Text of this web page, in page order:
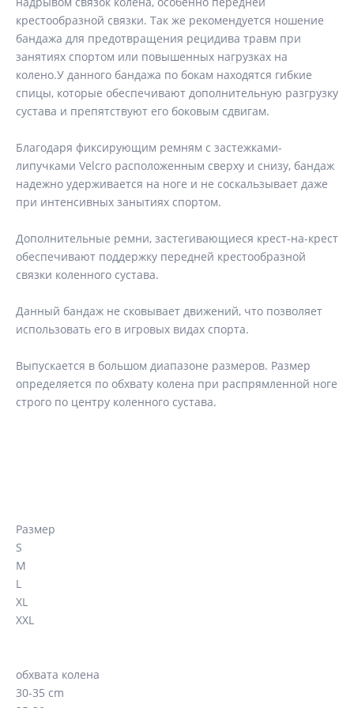
крестообразной связки. Так же рекомендуется ношение
бандажа для предотвращения рецидива травм при
занятиях спортом или повышенных нагрузках на
колено.У данного бандажа по бокам находятся гибкие
спицы, которые обеспечивают дополнительную разгрузку
сустава и препятствуют его боковым сдвигам.
Благодаря фиксирующим ремням с застежками-
липучками Velcro расположенным сверху и снизу, бандаж
надежно удерживается на ноге и не соскальзывает даже
при интенсивных занытиях спортом.
Дополнительные ремни, застегивающиеся крест-на-крест
обеспечивают поддержку передней крестообразной
связки коленного сустава.
Данный бандаж не сковывает движений, что позволяет
использовать его в игровых видах спорта.
Выпускается в большом диапазоне размеров. Размер
определяется по обхвату колена при распрямленной ноге
строго по центру коленного сустава.
Размер
S
M
L
XL
XXL
обхвата колена
30-35 cm